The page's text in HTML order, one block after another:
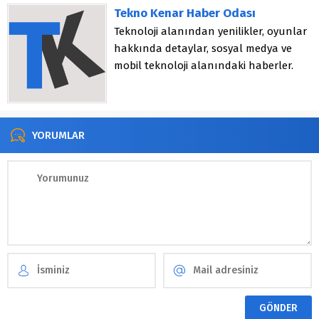
Tekno Kenar Haber Odası
Teknoloji alanından yenilikler, oyunlar
hakkında detaylar, sosyal medya ve
mobil teknoloji alanındaki haberler.
YORUMLAR